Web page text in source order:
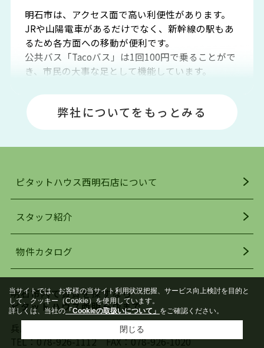
明石市は、アクセス面で高い利便性があります。
JRや山陽電車があるだけでなく、新幹線の駅もあ
るため各方面への移動が便利です。
公共バス「Tacoバス」は1回100円で乗ることがで
き、市民の大事な足として機能しています。
場や釣りスポットが多くあります。JR「大久保
駅」周辺には、ビブレ・イオンをはじめとした買
い物施設も多くあり、買い物にも困りません。
明石駅・西明石駅を中心に、明石市・神戸市西区
でお部屋探している方は、ぜひ当ＨＰにて物件を
お探しになってください。弊社は、スタッフの平
を行っており地域最大級の情報取扱量を誇ってお
ります。店頭で限られた物件をご紹介する、従来
自身でインターネットを利用し、理想のお部屋を
探していただき、選択していただいた物件情報に
対して、専門知識を持ったスタッフがサポートさ
せていただくスタイルを心がけております。私た
弊社についてをもっとみる
ピタットハウス西明石店について
スタッフ紹介
物件カタログ
明石市内で賃貸を探すなら
ピタットハウス西明石店まで
兵庫県明石市小久保2丁目2-13
TEL：078-926-1112FAX：078-926-1020
当サイトでは、お客様の当サイト利用状況把握、サービス向上検討を目的と
して、クッキー（Cookie）を使用しています。
詳しくは、当社の「Cookieの取扱いについて」 をご確認ください。
閉じる